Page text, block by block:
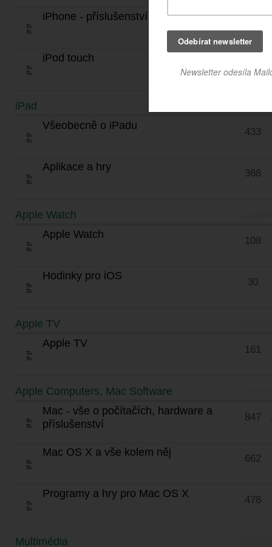
iPhone - příslušenství
iPod touch
iPad
Všeobecně o iPadu
433
Aplikace a hry
368
Apple Watch
Apple Watch
108
Hodinky pro iOS
30
Apple TV
Apple TV
161
Apple Computers, Mac Software
Mac - vše o počítačích, hardware a
příslušenství
847
Mac OS X a vše kolem něj
662
Programy a hry pro Mac OS X
478
Multimédia